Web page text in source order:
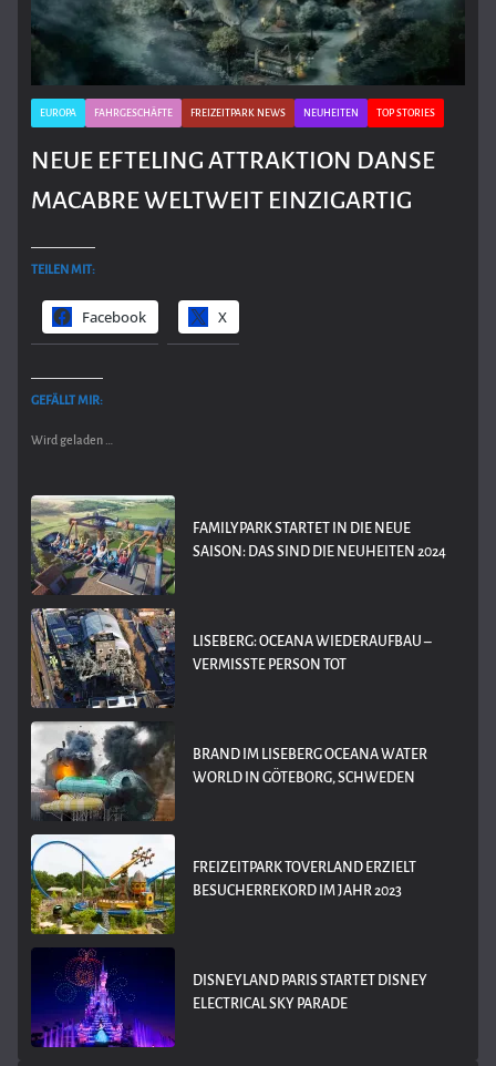
EUROPA FAHRGESCHÄFTE FREIZEITPARK NEWS NEUHEITEN TOP STORIES
NEUE EFTELING ATTRAKTION DANSE
MACABRE WELTWEIT EINZIGARTIG
TEILEN MIT:
Facebook X
GEFÄLLT MIR:
Wird geladen …
FAMILYPARK STARTET IN DIE NEUE
SAISON: DAS SIND DIE NEUHEITEN 2024
LISEBERG: OCEANA WIEDERAUFBAU –
VERMISSTE PERSON TOT
BRAND IM LISEBERG OCEANA WATER
WORLD IN GÖTEBORG, SCHWEDEN
FREIZEITPARK TOVERLAND ERZIELT
BESUCHERREKORD IM JAHR 2023
DISNEYLAND PARIS STARTET DISNEY
ELECTRICAL SKY PARADE